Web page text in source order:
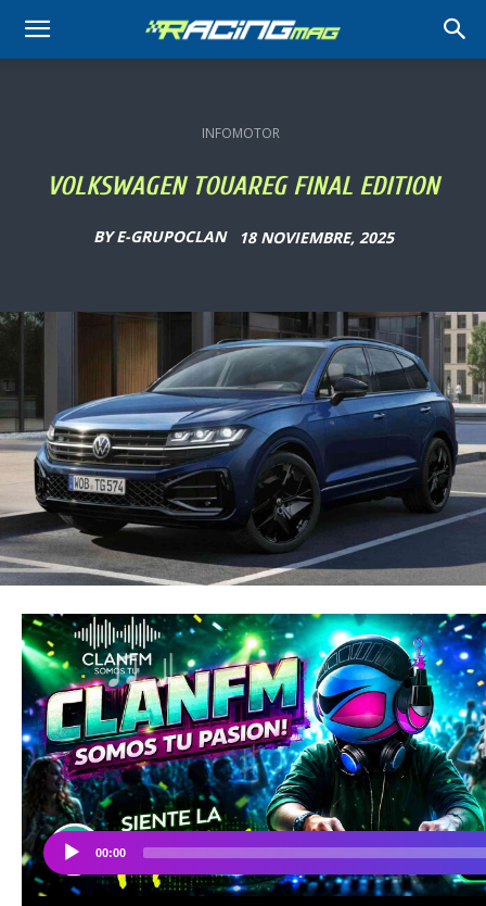
RACING
INFOMOTOR
VOLKSWAGEN TOUAREG FINAL EDITION
BY E-GRUPOCLAN 18 NOVIEMBRE, 2025